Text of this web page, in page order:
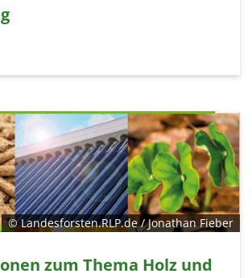
© Landesforsten.RLP.de / Jonathan Fieber
zum Thema Holz und